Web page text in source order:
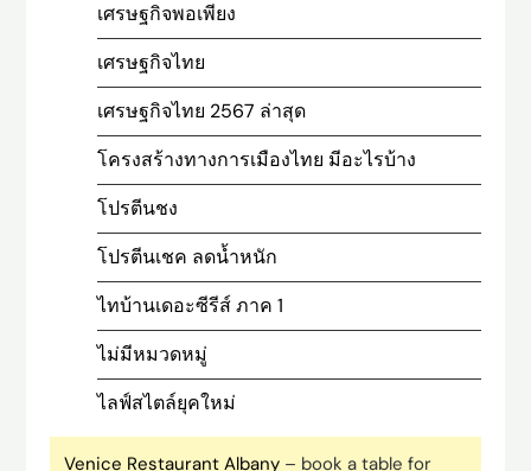
เศรษฐกิจพอเพียง
เศรษฐกิจไทย
เศรษฐกิจไทย 2567 ล่าสุด
โครงสร้างทางการเมืองไทย มีอะไรบ้าง
โปรตีนชง
โปรตีนเชค ลดน้ำหนัก
ไทบ้านเดอะซีรีส์ ภาค 1
ไม่มีหมวดหมู่
ไลฟ์สไตล์ยุคใหม่
Venice Restaurant Albany – book a table for